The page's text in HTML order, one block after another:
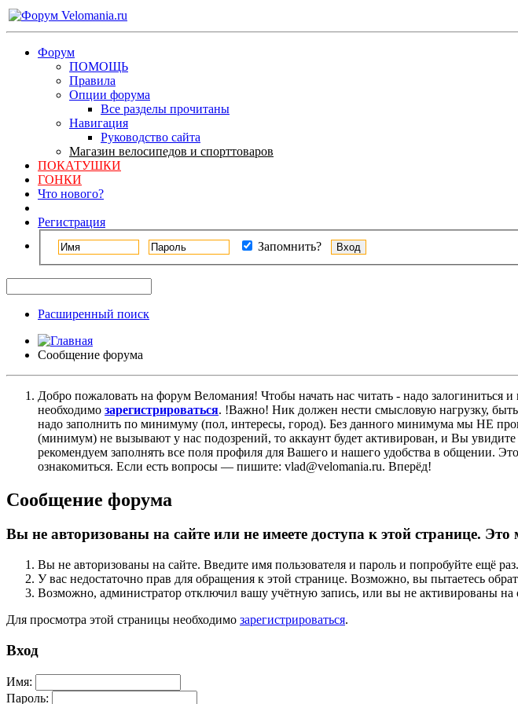
Форум
ПОМОЩЬ
Правила
Опции форума
Все разделы прочитаны
Навигация
Руководство сайта
Магазин велосипедов и спорттоваров
ПОКАТУШКИ
ГОНКИ
Что нового?
Регистрация
Запомнить?
Расширенный поиск
Сообщение форума
Добро пожаловать на форум Веломания! Чтобы начать нас читать - надо
необходимо зарегистрироваться. !Важно! Ник должен нести смысловую нагрузку,
надо заполнить по минимуму (пол, интересы, город). Без данного минимума мы НЕ
(минимум) не вызывают у нас подозрений, то аккаунт будет активирован, и Вы
рекомендуем заполнять все поля профиля для Вашего и нашего удобства в общении.
ознакомиться. Если есть вопросы — пишите: vlad@velomania.ru. Вперёд!
Сообщение форума
Вы не авторизованы на сайте или не имеете доступа к этой странице.
Вы не авторизованы на сайте. Введите имя пользователя и пароль и попробуйте ещё раз.
У вас недостаточно прав для обращения к этой странице. Возможно, вы пытаетесь
Возможно, администратор отключил вашу учётную запись, или вы не активированы на
Для просмотра этой страницы необходимо зарегистрироваться.
Вход
Имя:
Пароль: